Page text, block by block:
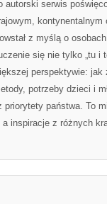
autorski serwis
kontynentalnym
z myślą o
się nie tylko „tu i
perspektywie: jak
potrzeby dzieci i
państwa. To
inspiracje z różnych